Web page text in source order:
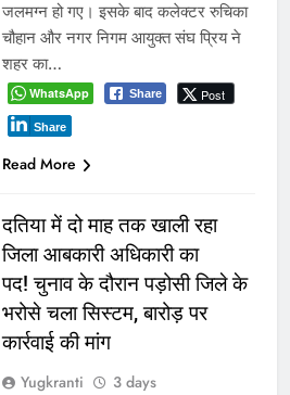
जलमग्न हो गए। इसके बाद कलेक्टर रुचिका
चौहान और नगर निगम आयुक्त संघ प्रिय ने
शहर का…
WhatsApp Share Post
Share
Read More
दतिया में दो माह तक खाली रहा
जिला आबकारी अधिकारी का
पद! चुनाव के दौरान पड़ोसी जिले के
भरोसे चला सिस्टम, बारोड़ पर
कार्रवाई की मांग
Yugkranti
3 days